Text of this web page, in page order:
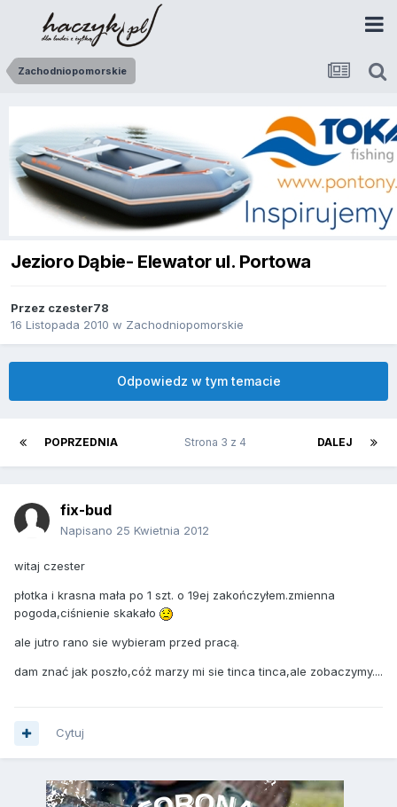
Zachodniopomorskie
Jezioro Dąbie- Elewator ul. Portowa
Przez czester78
16 Listopada 2010 w Zachodniopomorskie
Odpowiedz w tym temacie
POPRZEDNIA DALEJ
Strona 3 z 4
fix-bud
Napisano 25 Kwietnia 2012
witaj czester
płotka i krasna mała po 1 szt. o 19ej zakończyłem.zmienna
pogoda,ciśnienie skakało
ale jutro rano sie wybieram przed pracą.
dam znać jak poszło,cóż marzy mi sie tinca tinca,ale zobaczymy....
Cytuj